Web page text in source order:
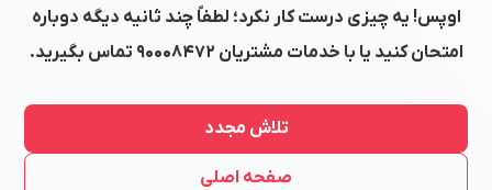
اوپس! یه چیزی درست کار نکرد؛ لطفاً چند ثانیه دیگه دوباره
امتحان کنید یا با خدمات مشتریان ۹۰۰۰۸۴۷۲ تماس بگیرید.
تلاش مجدد
صفحه اصلی